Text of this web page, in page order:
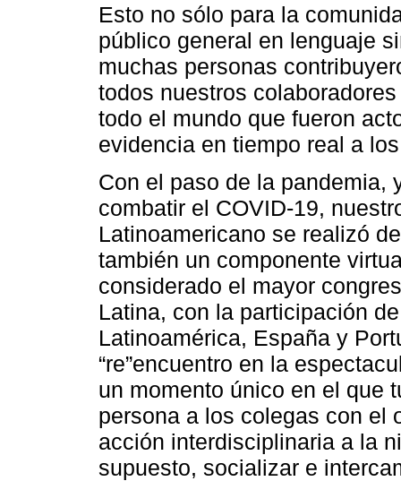
Esto no sólo para la
público general en lenguaje
muchas personas
todos nuestros
todo el mundo que fueron
evidencia en tiempo real a
Con el paso de la pandemia,
combatir el COVID-19,
Latinoamericano se realizó
también un componente
considerado el mayor
Latina, con la participación
Latinoamérica, España y
“re”encuentro en la
un momento único en el que
persona a los colegas con el
acción interdisciplinaria a la
supuesto, socializar e